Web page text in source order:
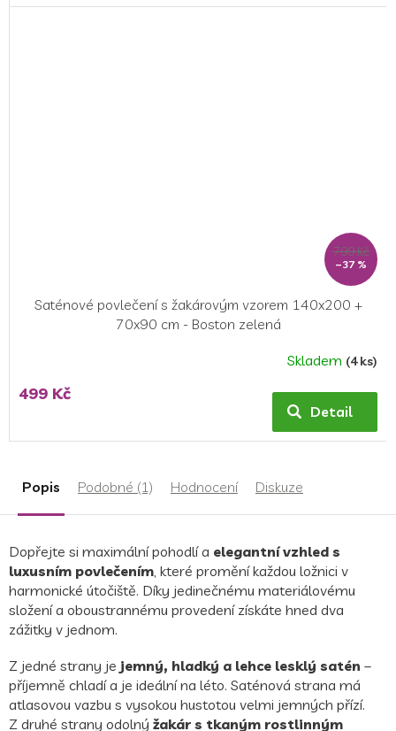
799 Kč
–37 %
Saténové povlečení s žakárovým vzorem 140x200 +
70x90 cm - Boston zelená
Skladem (4 ks)
499 Kč
Detail
Popis Podobné (1) Hodnocení Diskuze
Dopřejte si maximální pohodlí a elegantní vzhled s
luxusním povlečením, které promění každou ložnici v
harmonické útočiště. Díky jedinečnému materiálovému
složení a oboustrannému provedení získáte hned dva
zážitky v jednom.
Z jedné strany je jemný, hladký a lehce lesklý satén –
příjemně chladí a je ideální na léto. Saténová strana má
atlasovou vazbu s vysokou hustotou velmi jemných přízí.
Z druhé strany odolný žakár s tkaným rostlinným